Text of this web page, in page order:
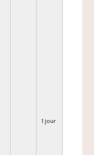
1 jour